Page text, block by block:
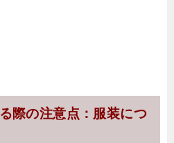
際の注意点：服装につ